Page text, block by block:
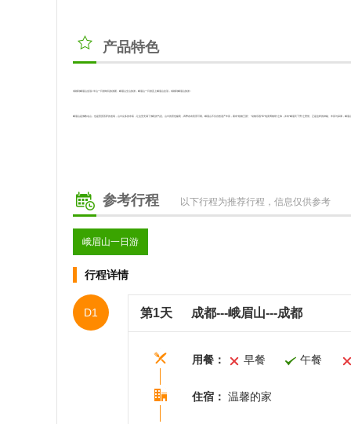
产品特色
成都到峨眉山金顶+半山一日游纯玩旅游团，峨眉山全山旅游，峨眉山一日游直上峨眉山金顶，成都到峨眉山旅游：
峨眉山是佛教名山，也是普贤菩萨的道场，山中众多的寺庙，让这里充满了佛陀的气息。山中的景色极美，四季各有美景可看。峨眉山不仅自然遗产丰富，素有“植物王国”、“动物乐园”和“地质博物馆”之称，并有“峨眉天下秀”之赞誉。正是这样的神秘、丰富与深厚，峨
参考行程 以下行程为推荐行程，信息仅供参考
峨眉山一日游
行程详情
D1 第1天 成都---峨眉山---成都
用餐： 早餐 午餐
住宿： 温馨的家